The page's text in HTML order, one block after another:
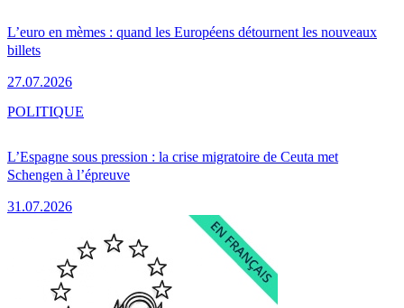
L’euro en mèmes : quand les Européens détournent les nouveaux
billets
27.07.2026
L’Espagne sous pression : la crise migratoire de Ceuta met
Schengen à l’épreuve
31.07.2026
POLITIQUE